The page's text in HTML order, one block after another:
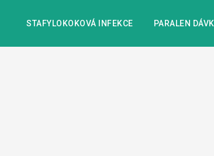
STAFYLOKOKOVÁ INFEKCE PARALEN